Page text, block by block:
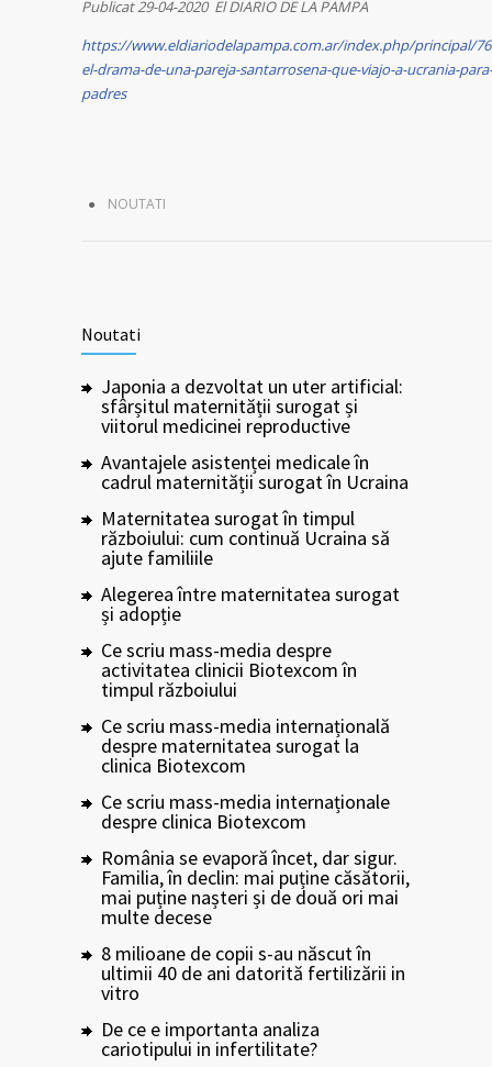
Publicat 29-04-2020 El DIARIO DE LA PAMPA
https://www.eldiariodelapampa.com.ar/index.php/principal/
el-drama-de-una-pareja-santarrosena-que-viajo-a-ucrania-
padres
NOUTATI
Noutati
Japonia a dezvoltat un uter artificial:
sfârșitul maternității surogat și
viitorul medicinei reproductive
Avantajele asistenței medicale în
cadrul maternității surogat în Ucraina
Maternitatea surogat în timpul
războiului: cum continuă Ucraina să
ajute familiile
Alegerea între maternitatea surogat
și adopție
Ce scriu mass-media despre
activitatea clinicii Biotexcom în
timpul războiului
Ce scriu mass-media internațională
despre maternitatea surogat la
clinica Biotexcom
Ce scriu mass-media internaționale
despre clinica Biotexcom
România se evaporă încet, dar sigur.
Familia, în declin: mai puține căsătorii,
mai puține nașteri și de două ori mai
multe decese
8 milioane de copii s-au născut în
ultimii 40 de ani datorită fertilizării in
vitro
De ce e importanta analiza
cariotipului in infertilitate?